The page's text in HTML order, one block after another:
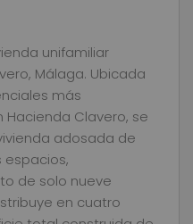
unifamiliar
Málaga. Ubicada
más
Clavero, se
adosada de
espacios,
de solo nueve
en cuatro